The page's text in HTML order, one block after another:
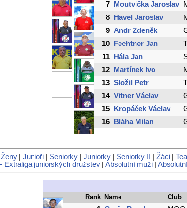
7
Moutvička Jaroslav
8
Havel Jaroslav
9 Andr Zdeněk
10
Fechtner Jan
11
Hála Jan
12
Martínek Ivo
13 Složil Petr
14 Vitner Václav
15
Kropáček Václav
16
Bláha Milan
Ženy Junioři Seniorky Juniorky Seniorky II Žáci
Extraliga juniorských družstev| Absolutní muži|
Rank Name Club